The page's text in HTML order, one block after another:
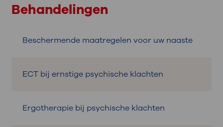
Behandelingen
Beschermende maatregelen voor uw naaste
ECT bij ernstige psychische klachten
Ergotherapie bij psychische klachten